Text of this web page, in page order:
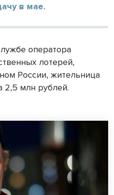
в мае.
оператора
лотерей,
России, жительница
2,5 млн рублей.